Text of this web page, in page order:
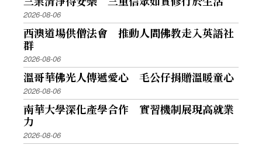
2026-08-06
西澳道場供僧法會 推動人間佛教走入英語社
群
2026-08-06
溫哥華佛光人傳遞愛心 毛公仔捐贈溫暖童心
2026-08-06
南華大學深化產學合作 實習機制展現高就業
力
2026-08-06